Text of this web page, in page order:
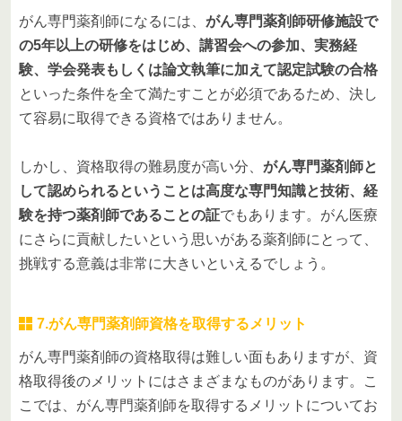
がん専門薬剤師になるには、 がん専門薬剤師研修施設で
の5年以上の研修をはじめ、講習会への参加、実務経
験、学会発表もしくは論文執筆に加えて認定試験の合格
といった条件を全て満たすことが必須であるため、決し
て容易に取得できる資格ではありません。
しかし、資格取得の難易度が高い分、 がん専門薬剤師と
して認められるということは高度な専門知識と技術、経
験を持つ薬剤師であることの証でもあります。がん医療
にさらに貢献したいという思いがある薬剤師にとって、
挑戦する意義は非常に大きいといえるでしょう。
7.がん専門薬剤師資格を取得するメリット
がん専門薬剤師の資格取得は難しい面もありますが、資
格取得後のメリットにはさまざまなものがあります。こ
こでは、がん専門薬剤師を取得するメリットについてお